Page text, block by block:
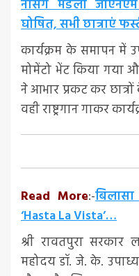
नर्सिंग मंडला जीएनएम
घोषित, सभी छात्राएं
कार्यक्रम के समापन में
मोमेंटो भेंट किया गया
ने आभार प्रकट कर
वही राष्ट्रगान गाकर
Read More:-
‘Hasta La Vista’…
श्री रावतपुरा
महोदय डॉ. जे. के.